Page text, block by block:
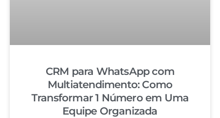
CRM para WhatsApp com
Multiatendimento: Como
Transformar 1 Número em Uma
Equipe Organizada